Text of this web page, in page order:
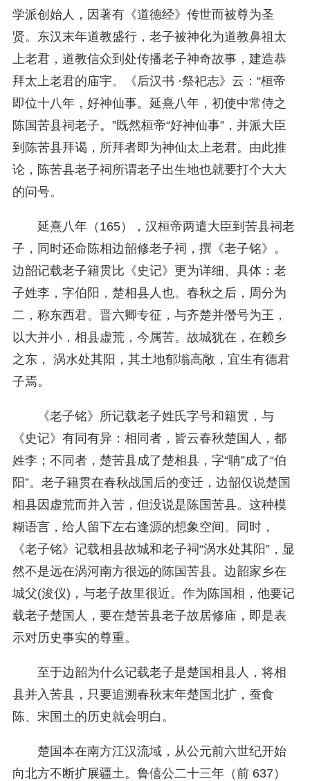
学派创始人，因著有《道德经》传世而被尊为圣
贤。东汉末年道教盛行，老子被神化为道教鼻祖太
上老君，道教信众到处传播老子神奇故事，建造恭
拜太上老君的庙宇。《后汉书 ·祭祀志》云：“桓帝
即位十八年，好神仙事。延熹八年，初使中常侍之
陈国苦县祠老子。”既然桓帝“好神仙事”，并派大臣
到陈苦县拜谒，所拜者即为神仙太上老君。由此推
论，陈苦县老子祠所谓老子出生地也就要打个大大
的问号。
延熹八年（165），汉桓帝两遣大臣到苦县祠老
子，同时还命陈相边韶修老子祠，撰《老子铭》。
边韶记载老子籍贯比《史记》更为详细、具体： 老
子姓李，字伯阳，楚相县人也。春秋之后，周分为
二，称东西君。晋六卿专征，与齐楚并僭号为王，
以大并小，相县虚荒，今属苦。故城犹在，在赖乡
之东， 涡水处其阳，其土地郁塕高敞，宜生有德君
子焉。
《老子铭》所记载老子姓氏字号和籍贯，与
《史记》有同有异：相同者，皆云春秋楚国人，都
姓李；不同者，楚苦县成了楚相县，字“聃”成了“伯
阳”。老子籍贯在春秋战国后的变迁，边韶仅说楚国
相县因虚荒而并入苦，但没说是陈国苦县。这种模
糊语言，给人留下左右逢源的想象空间。同时，
《老子铭》记载相县故城和老子祠“涡水处其阳”，显
然不是远在涡河南方很远的陈国苦县。边韶家乡在
城父(浚仪)，与老子故里很近。作为陈国相，他要记
载老子楚国人，要在楚苦县老子故居修庙，即是表
示对历史事实的尊重。
至于边韶为什么记载老子是楚国相县人，将相
县并入苦县，只要追溯春秋末年楚国北扩，蚕食
陈、宋国土的历史就会明白。
楚国本在南方江汉流域，从公元前六世纪开始
向北方不断扩展疆土。鲁僖公二十三年（前 637）